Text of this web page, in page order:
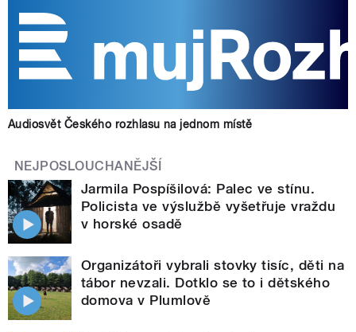
Audiosvět Českého rozhlasu na jednom místě
NEJPOSLOUCHANĚJŠÍ
Jarmila Pospíšilová: Palec ve stínu.
Policista ve výslužbě vyšetřuje vraždu
v horské osadě
Organizátoři vybrali stovky tisíc, děti na
tábor nevzali. Dotklo se to i dětského
domova v Plumlově